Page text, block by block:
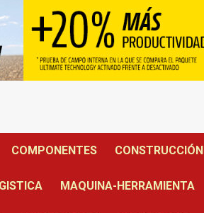
COMPONENTES CONSTRUCCIÓN
MAQUINA-HERRAMIENTA